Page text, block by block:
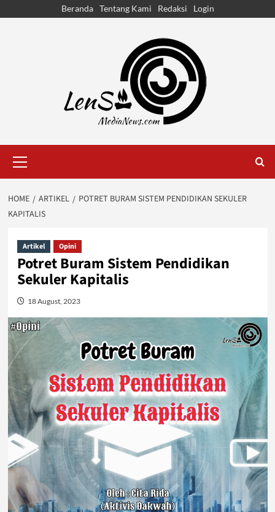
Beranda Tentang Kami Redaksi Login
Menu
HOME ARTIKEL
POTRET BURAM SISTEM PENDIDIKAN SEKULER
KAPITALIS
Artikel Opini
Potret Buram Sistem Pendidikan
Sekuler Kapitalis
18 August, 2023